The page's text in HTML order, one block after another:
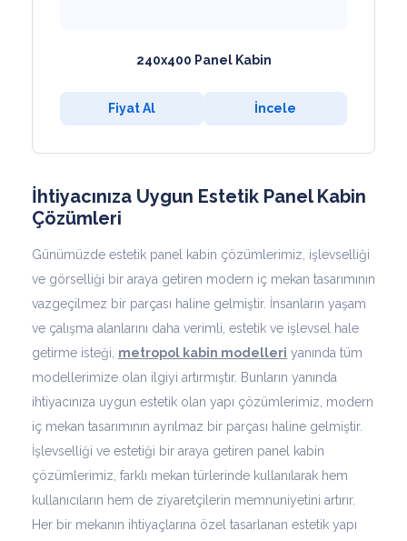
240x400 Panel Kabin
Fiyat Al İncele
İhtiyacınıza Uygun Estetik Panel Kabin
Çözümleri
Günümüzde estetik panel kabin çözümlerimiz, işlevselliği
ve görselliği bir araya getiren modern iç mekan tasarımının
vazgeçilmez bir parçası haline gelmiştir. İnsanların yaşam
ve çalışma alanlarını daha verimli, estetik ve işlevsel hale
getirme isteği, metropol kabin modelleri yanında tüm
modellerimize olan ilgiyi artırmıştır. Bunların yanında
ihtiyacınıza uygun estetik olan yapı çözümlerimiz, modern
iç mekan tasarımının ayrılmaz bir parçası haline gelmiştir.
İşlevselliği ve estetiği bir araya getiren panel kabin
çözümlerimiz, farklı mekan türlerinde kullanılarak hem
kullanıcıların hem de ziyaretçilerin memnuniyetini artırır.
Her bir mekanın ihtiyaçlarına özel tasarlanan estetik yapı